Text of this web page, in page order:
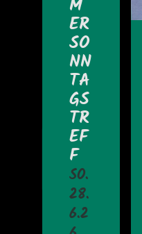
ER
SO
NN
TA
GS
TR
EF
F
SO.
28.
6.2